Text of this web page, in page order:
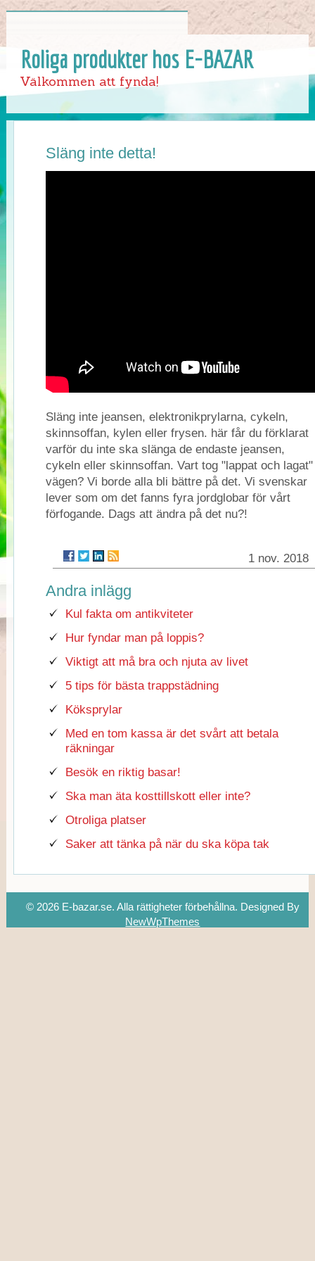
Roliga produkter hos E-BAZAR
Välkommen att fynda!
Släng inte detta!
Släng inte jeansen, elektronikprylarna, cykeln,
skinnsoffan, kylen eller frysen. här får du förklarat
varför du inte ska slänga de endaste jeansen,
cykeln eller skinnsoffan. Vart tog "lappat och lagat"
vägen? Vi borde alla bli bättre på det. Vi svenskar
lever som om det fanns fyra jordglobar för vårt
förfogande. Dags att ändra på det nu?!
1 nov. 2018
Andra inlägg
Kul fakta om antikviteter
Hur fyndar man på loppis?
Viktigt att må bra och njuta av livet
5 tips för bästa trappstädning
Köksprylar
Med en tom kassa är det svårt att betala
räkningar
Besök en riktig basar!
Ska man äta kosttillskott eller inte?
Otroliga platser
Saker att tänka på när du ska köpa tak
© 2026 E-bazar.se. Alla rättigheter förbehållna. Designed By
NewWpThemes